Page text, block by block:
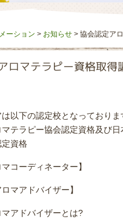
ーション > お知らせ> 協会認定ア
ロマテラピー資格取得
以下の認定校となっておりま
テラピー協会認定資格及び
資格
マコーディネーター】
ロマアドバイザー】
アドバイザーとは?